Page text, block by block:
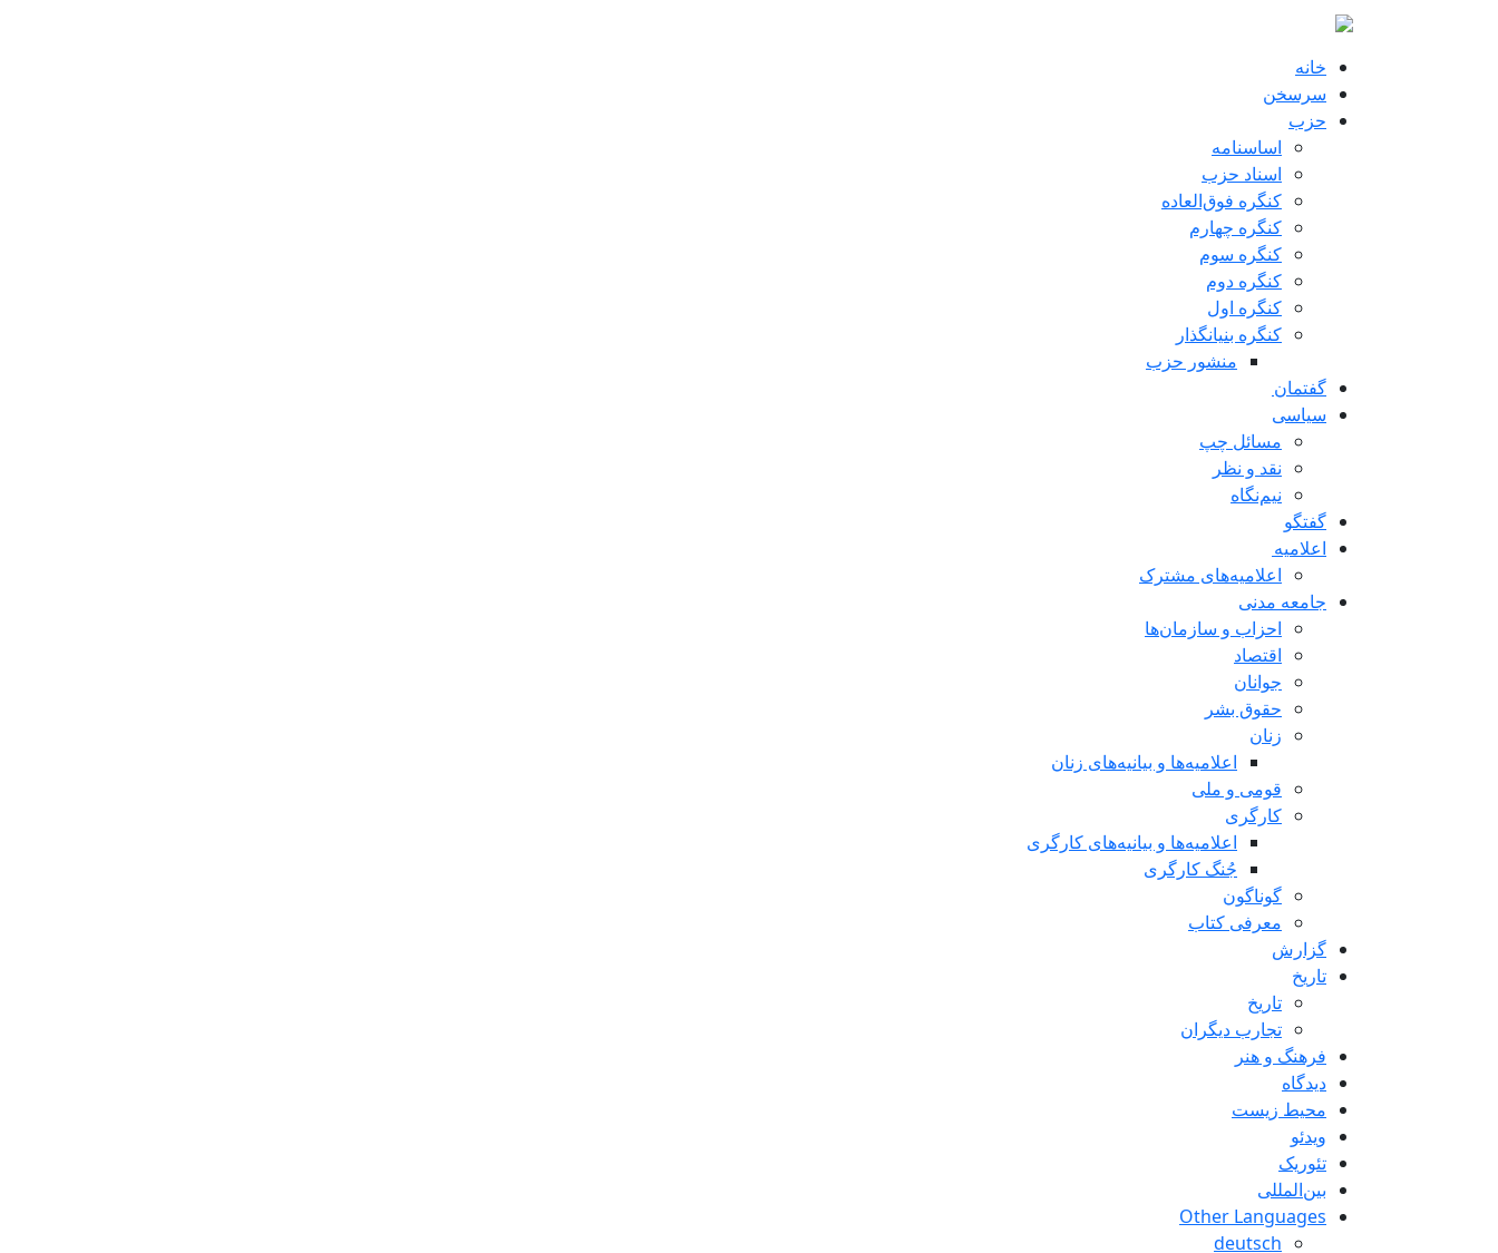
رفتن به محتوای اصلی
خانه
سرسخن
حزب
اساسنامه
اسناد حزب
کنگره فوق‌العاده
کنگره چهارم
کنگره سوم
کنگره دوم
کنگره اول
کنگره بنیانگذار
منشور حزب
گفتمان
سياسی
مسائل چپ
نقد و نظر
نیم‌نگاه
گفتگو
اعلاميه
اعلامیه‌های مشترک
جامعه مدنی
احزاب و سازمان‌ها
اقتصاد
جوانان
حقوق بشر
زنان
اعلامیه‌ها و بیانیه‌های زنان
قومی و ملی
کارگری
اعلامیه‌ها و بیانیه‌های کارگری
جُنگ کارگری
گوناگون
معرفی کتاب
گزارش
تاریخ
تاريخ
تجارب ديگران
فرهنگ و هنر
دیدگاه
محیط زیست
ویدئو
تئوریک
بین‌المللی
Other Languages
deutsch